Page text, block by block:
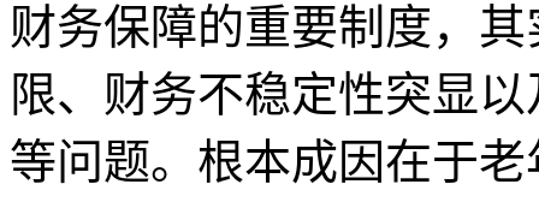
财务保障的重要制度，
限、财务不稳定性突显
等问题。根本成因在于